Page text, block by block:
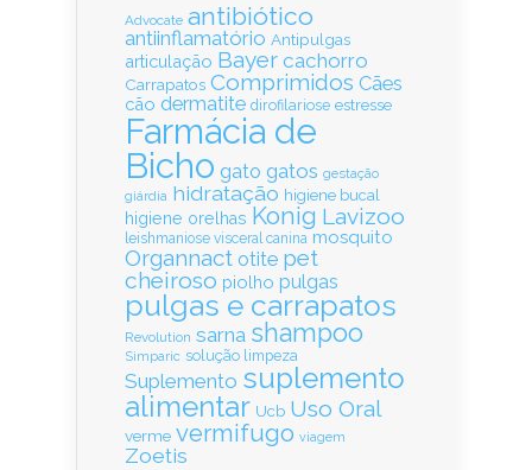
Advocate antibiótico
antiinflamatório Antipulgas
articulação Bayer cachorro
Carrapatos Comprimidos Cães
cão dermatite dirofilariose estresse
Farmácia de
Bicho gato gatos gestação
giárdia hidratação higiene bucal
higiene orelhas Konig Lavizoo
leishmaniose visceral canina mosquito
Organnact otite pet
cheiroso piolho pulgas
pulgas e carrapatos
Revolution sarna shampoo
Simparic solução limpeza
Suplemento suplemento
alimentar Ucb Uso Oral
verme vermifugo viagem
Zoetis